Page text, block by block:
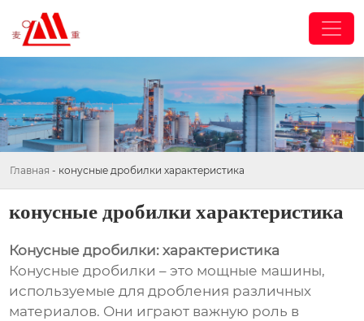
Главная - конусные дробилки характеристика
конусные дробилки характеристика
Конусные дробилки: характеристика
Конусные дробилки – это мощные машины,
используемые для дробления различных
материалов. Они играют важную роль в